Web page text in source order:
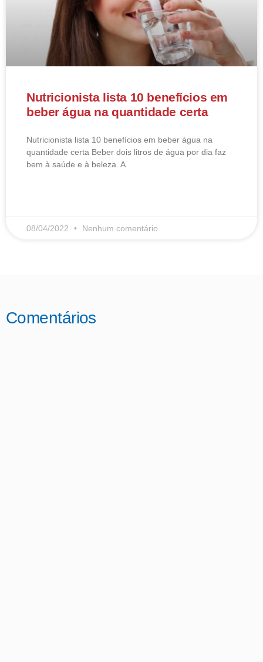
Nutricionista lista 10 benefícios em
beber água na quantidade certa
Nutricionista lista 10 benefícios em beber água na
quantidade certa Beber dois litros de água por dia faz
bem à saúde e à beleza. A
08/04/2022 Nenhum comentário
Comentários